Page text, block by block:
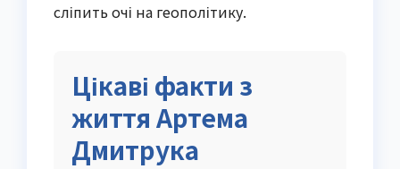
сліпить очі на геополітику.
Цікаві факти з
життя Артема
Дмитрука